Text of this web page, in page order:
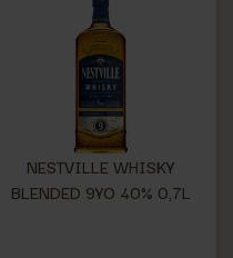
NESTVILLE WHISKY
BLENDED 9YO 40% 0,7L